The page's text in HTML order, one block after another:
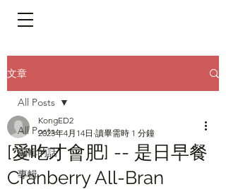
文章
All Posts
編輯的話
專輯
All Posts
[愛吃才會肥] -- 是日早餐
Cranberry All-Bran
KongED2
2023年4月14日 讀畢需時 1 分鐘